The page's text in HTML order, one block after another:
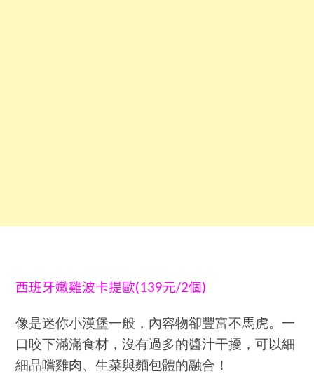
西班牙嫩雞波卡提歐(139元/2個)
像是迷你小漢堡一般，內容物卻豐富不馬虎。一
口咬下滿滿食材，沒有過多的醬汁干擾，可以細
細品嚐雞肉、生菜與麵包體的融合！